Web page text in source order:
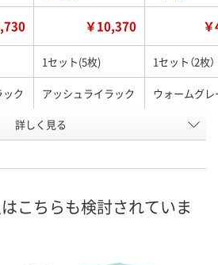
￥10,370
1セット(5枚) 1セット（2枚）
ック アッシュライラック ウォームグレ
X106638 HH62117
詳しく見る
こちらも検討されていま